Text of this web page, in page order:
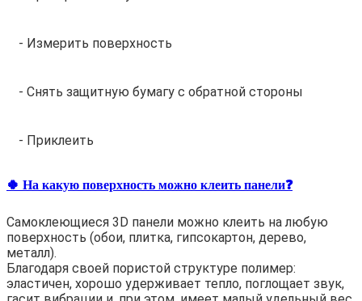
- Измерить поверхность
- Снять защитную бумагу с обратной стороны
- Приклеить
🍀 На какую поверхность можно клеить панели❓
Самоклеющиеся 3D панели можно клеить на любую
поверхность (обои, плитка, гипсокартон, дерево,
металл).
Благодаря своей пористой структуре полимер:
эластичен, хорошо удерживает тепло, поглощает звук,